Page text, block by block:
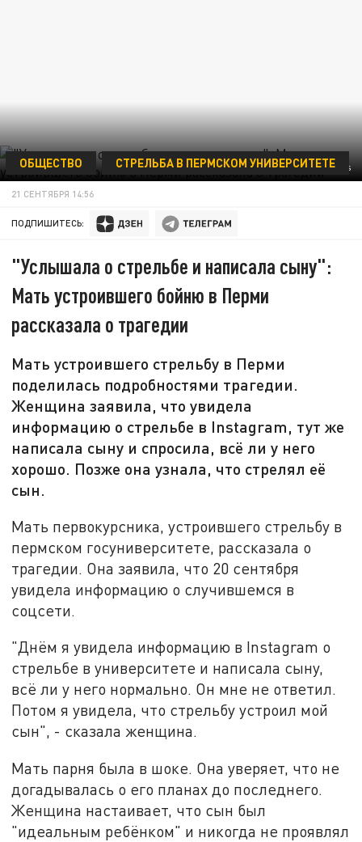
ФОТО: ALEKSANDER POLYAKOV/GLOBALLOOKPRESS
ОБЩЕСТВО СТРЕЛЬБА В ПЕРМСКОМ УНИВЕРСИТЕТЕ
21 СЕНТЯБРЯ 14:56
ПОДПИШИТЕСЬ:
"Услышала о стрельбе и написала сыну":
Мать устроившего бойню в Перми
рассказала о трагедии
Мать устроившего стрельбу в Перми
поделилась подробностями трагедии.
Женщина заявила, что увидела
информацию о стрельбе в Instagram, тут же
написала сыну и спросила, всё ли у него
хорошо. Позже она узнала, что стрелял её
сын.
Мать первокурсника, устроившего стрельбу в
пермском госуниверситете, рассказала о
трагедии. Она заявила, что 20 сентября
увидела информацию о случившемся в
соцсети.
"Днём я увидела информацию в Instagram о
стрельбе в университете и написала сыну,
всё ли у него нормально. Он мне не ответил.
Потом я увидела, что стрельбу устроил мой
сын", - сказала женщина.
Мать парня была в шоке. Она уверяет, что не
догадывалась о его планах до последнего.
Женщина настаивает, что сын был
"идеальным ребёнком" и никогда не проявлял